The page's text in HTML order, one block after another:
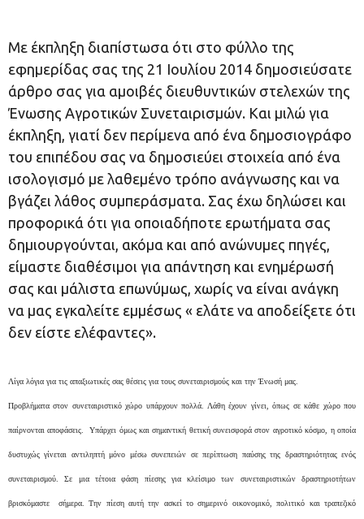
Με έκπληξη διαπίστωσα ότι στο φύλλο της
εφημερίδας σας της 21 Ιουλίου 2014 δημοσιεύσατε
άρθρο σας για αμοιβές διευθυντικών στελεχών της
Ένωσης Αγροτικών Συνεταιρισμών. Και μιλώ για
έκπληξη, γιατί δεν περίμενα από ένα δημοσιογράφο
του επιπέδου σας να δημοσιεύει στοιχεία από ένα
ισολογισμό με λαθεμένο τρόπο ανάγνωσης και να
βγάζει λάθος συμπεράσματα. Σας έχω δηλώσει και
προφορικά ότι για οποιαδήποτε ερωτήματα σας
δημιουργούνται, ακόμα και από ανώνυμες πηγές,
είμαστε διαθέσιμοι για απάντηση και ενημέρωσή
σας και μάλιστα επωνύμως, χωρίς να είναι ανάγκη
να μας εγκαλείτε εμμέσως « ελάτε να αποδείξετε ότι
δεν είστε ελέφαντες».
Λίγα λόγια για τις απαξιωτικές σας θέσεις για τους συνεταιρισμούς και την Ένωσή μας.
Προβλήματα στον συνεταιριστικό χώρο υπάρχουν πολλά. Λάθη έχουν γίνει, όπως σε κάθε χώρο που
παίρνονται αποφάσεις. Υπάρχει όμως και σημαντική θετική συνεισφορά στον αγροτικό κόσμο, η οποία
δυστυχώς γίνεται αντιληπτή μόνο μέσω συνεπειών σε περίπτωση παύσης της δραστηριότητας ενός
συνεταιρισμού. Σε μια τέτοια φάση πίεσης για κλείσιμο των συνεταιριστικών δραστηριοτήτων
βρισκόμαστε σήμερα. Την πίεση αυτή την ασκεί το σημερινό οικονομικό, πολιτικό και τραπεζικό